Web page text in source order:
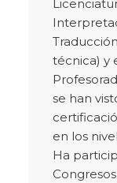
técnica) y
se han
en los
Ha